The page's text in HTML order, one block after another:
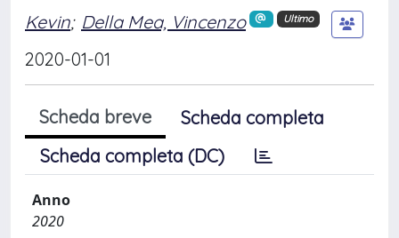
Kevin; Della Mea, Vincenzo Ultimo
2020-01-01
Scheda breve
Scheda completa
Scheda completa (DC)
Anno
2020